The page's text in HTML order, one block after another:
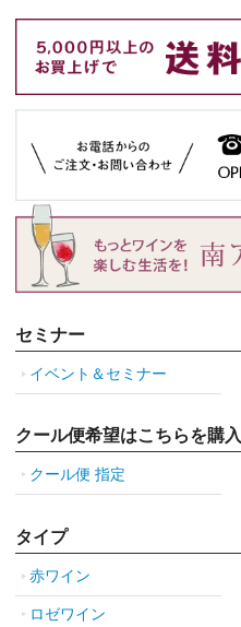
セミナー
イベント＆セミナー
クール便希望はこちらを購入
クール便 指定
タイプ
赤ワイン
ロゼワイン